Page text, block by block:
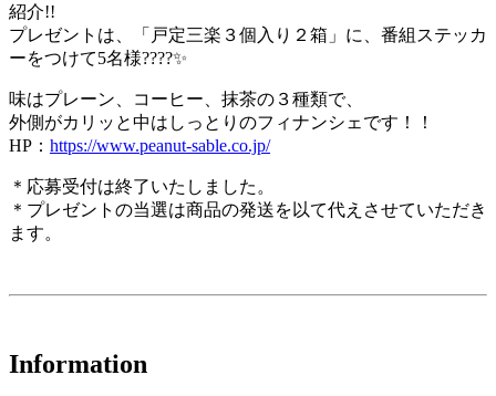
紹介!!
プレゼントは、「戸定三楽３個入り２箱」に、番組ステッカ
ーをつけて5名様????✨
味はプレーン、コーヒー、抹茶の３種類で、
外側がカリッと中はしっとりのフィナンシェです！！
HP： https://www.peanut-sable.co.jp/
＊応募受付は終了いたしました。
＊プレゼントの当選は商品の発送を以て代えさせていただき
ます。
Information